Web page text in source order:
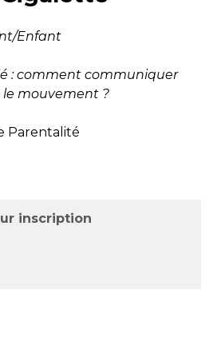
Enfant
: comment communiquer
mouvement ?
Parentalité
inscription